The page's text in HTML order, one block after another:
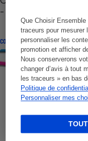
Que Choisir
traceurs pour mesurer
personnaliser les
promotion et afficher
Nous conserverons
changer d’avis à tout
les traceurs » en bas
Politique de
Personnaliser mes
- Premières
CONSEILS